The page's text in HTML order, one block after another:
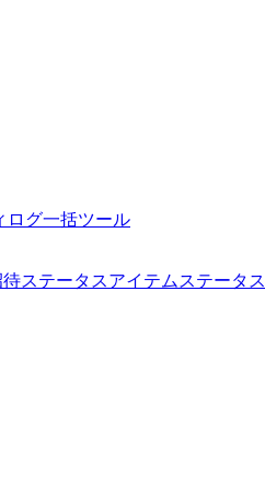
ログ一括ツール
待ステータスアイテムステータス